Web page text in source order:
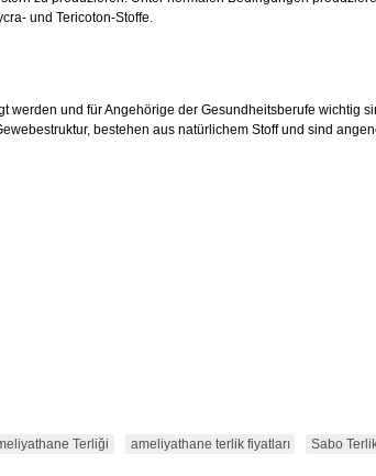
und Tericoton-Stoffe.
und für Angehörige der Gesundheitsberufe wichtig
bestehen aus natürlichem Stoff und sind
Terliği ameliyathane terlik fiyatları Sabo